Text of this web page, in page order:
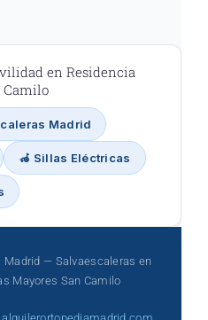
en Residencia
Camilo
Madrid
🦽 Sillas Eléctricas
Madrid — Salvaescaleras en
Mayores San Camilo